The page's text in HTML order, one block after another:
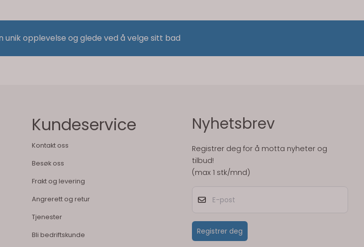
unik opplevelse og glede ved å velge sitt bad
Kundeservice
Kontakt oss
Besøk oss
Frakt og levering
Angrerett og retur
Tjenester
Bli bedriftskunde
Nyhetsbrev
Registrer deg for å motta nyheter og
tilbud!
(max 1 stk/mnd)
Registrer deg